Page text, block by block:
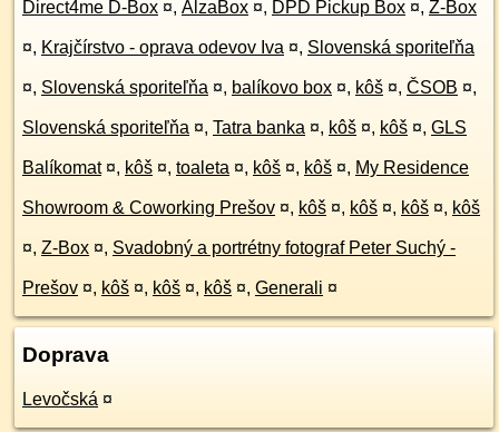
Direct4me D-Box ¤, AlzaBox ¤, DPD Pickup Box ¤, Z-Box
¤, Krajčírstvo - oprava odevov Iva ¤, Slovenská sporiteľňa
¤, Slovenská sporiteľňa ¤, balíkovo box ¤, kôš ¤, ČSOB ¤,
Slovenská sporiteľňa ¤, Tatra banka ¤, kôš ¤, kôš ¤, GLS
Balíkomat ¤, kôš ¤, toaleta ¤, kôš ¤, kôš ¤, My Residence
Showroom & Coworking Prešov ¤, kôš ¤, kôš ¤, kôš ¤, kôš
¤, Z-Box ¤, Svadobný a portrétny fotograf Peter Suchý -
Prešov ¤, kôš ¤, kôš ¤, kôš ¤, Generali ¤
Doprava
Levočská ¤